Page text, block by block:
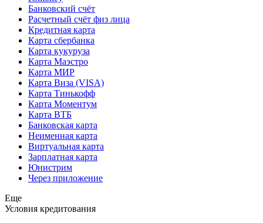
Банковский счёт
Расчетный счёт физ лица
Кредитная карта
Карта сбербанка
Карта кукуруза
Карта Маэстро
Карта МИР
Карта Виза (VISA)
Карта Тинькофф
Карта Моментум
Карта ВТБ
Банковская карта
Неименная карта
Виртуальная карта
Зарплатная карта
Юнистрим
Через приложение
Еще
Условия кредитования